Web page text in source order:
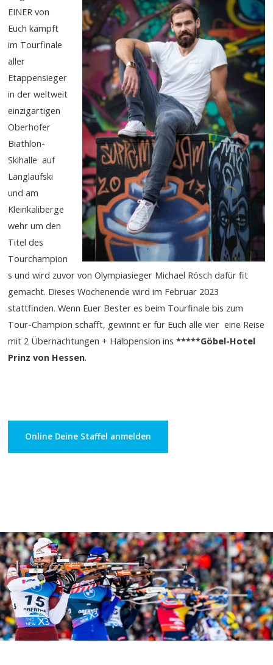
EINER von
Euch kämpft
im Tourfinale
aller
Etappensieger
in der weltweit
einzigartigen
Oberhofer
Biathlon-
Skihalle auf
Langlaufski
und am
Kleinkaliberge
wehr um den
Titel des
Tourchampion
s und wird zuvor von Olympiasieger Michael Rösch dafür fit
gemacht. Dieses Wochenende wird im Februar 2023
stattfinden. Wenn Euer Bester es beim Tourfinale bis zum
Tour-Champion schafft, gewinnt er für Euch alle vier eine Reise
mit 2 Übernachtungen + Halbpension ins*****Göbel-Hotel
Prinz von Hessen.
Online Deine Staffel anmelden